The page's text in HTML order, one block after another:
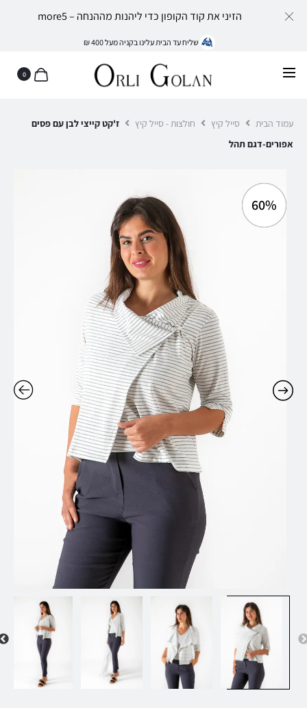
שליח עד הבית עלינו בקניה מעל 400 ₪
0
עמוד הבית סייל קיץ חולצות - סייל קיץ
ז'קט קייצי לבן עם פסים
אפורים-דגם תהל
60%
הזיני את קוד הקופון כדי ליהנות מההנחה – more5